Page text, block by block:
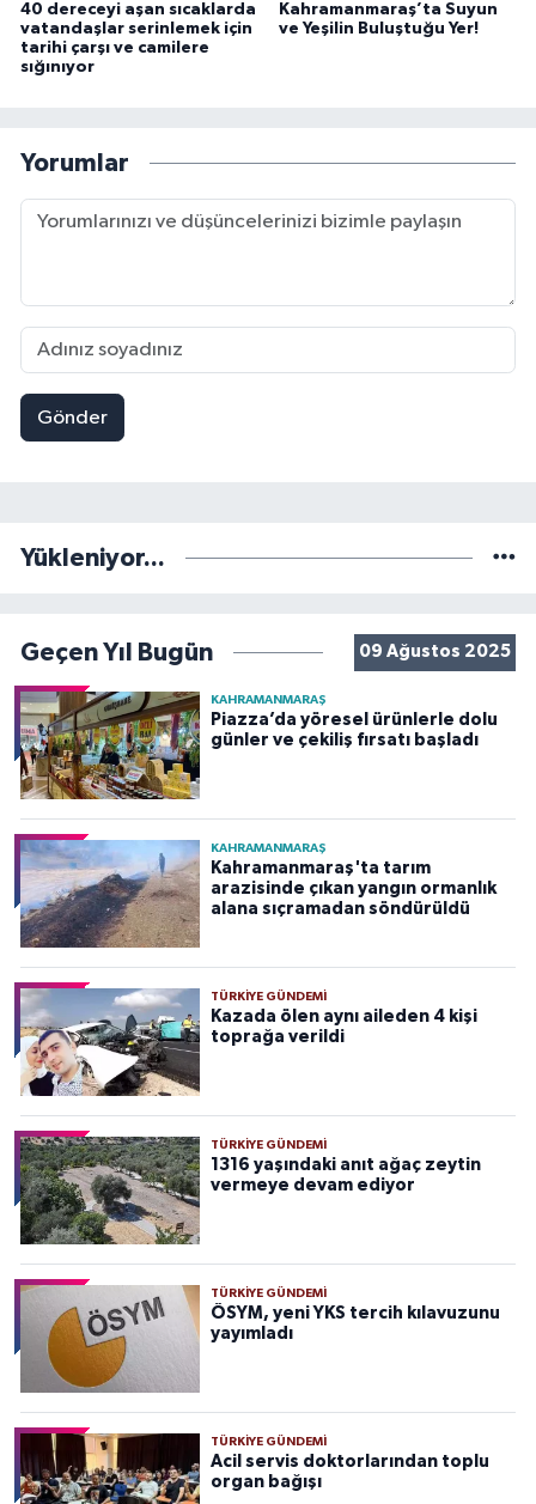
40 dereceyi aşan sıcaklarda
vatandaşlar serinlemek için
tarihi çarşı ve camilere
sığınıyor
Kahramanmaraş’ta Suyun
ve Yeşilin Buluştuğu Yer!
Yorumlar
Gönder
Yükleniyor...
Geçen Yıl Bugün 09 Ağustos 2025
KAHRAMANMARAŞ
Piazza’da yöresel ürünlerle dolu
günler ve çekiliş fırsatı başladı
KAHRAMANMARAŞ
Kahramanmaraş'ta tarım
arazisinde çıkan yangın ormanlık
alana sıçramadan söndürüldü
TÜRKIYE GÜNDEMI
Kazada ölen aynı aileden 4 kişi
toprağa verildi
TÜRKIYE GÜNDEMI
1316 yaşındaki anıt ağaç zeytin
vermeye devam ediyor
TÜRKIYE GÜNDEMI
ÖSYM, yeni YKS tercih kılavuzunu
yayımladı
TÜRKIYE GÜNDEMI
Acil servis doktorlarından toplu
organ bağışı